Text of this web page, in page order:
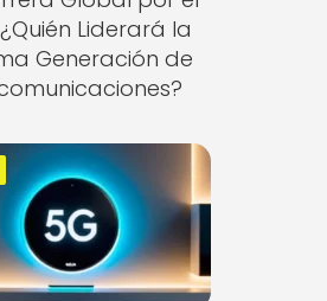
Liderará la
Generación de